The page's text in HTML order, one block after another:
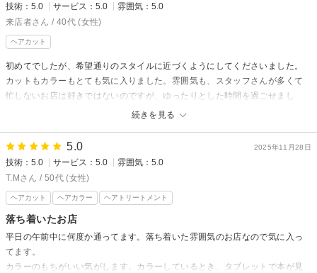
技術：5.0 サービス：5.0
雰囲気：5.0
来店者さん / 40代 (女性)
ヘアカット
続きを見る
初めてでしたが、希望通りのスタイルに近づくようにしてくださいました。
カットもカラーもとても気に入りました。雰囲気も、スタッフさんが多くて
忙しないお店は好きではないのですが、ゆったりとした時間を過ごせまし
2025年11月28日
5.0
技術：5.0 サービス：5.0
雰囲気：5.0
T.Mさん / 50代 (女性)
ヘアカット ヘアカラー ヘアトリートメント
落ち着いたお店
平日の午前中に何度か通ってます。落ち着いた雰囲気のお店なので気に入っ
てます。
カラーのもちがいい気がします。カラーしているとき、タブレットで本が見